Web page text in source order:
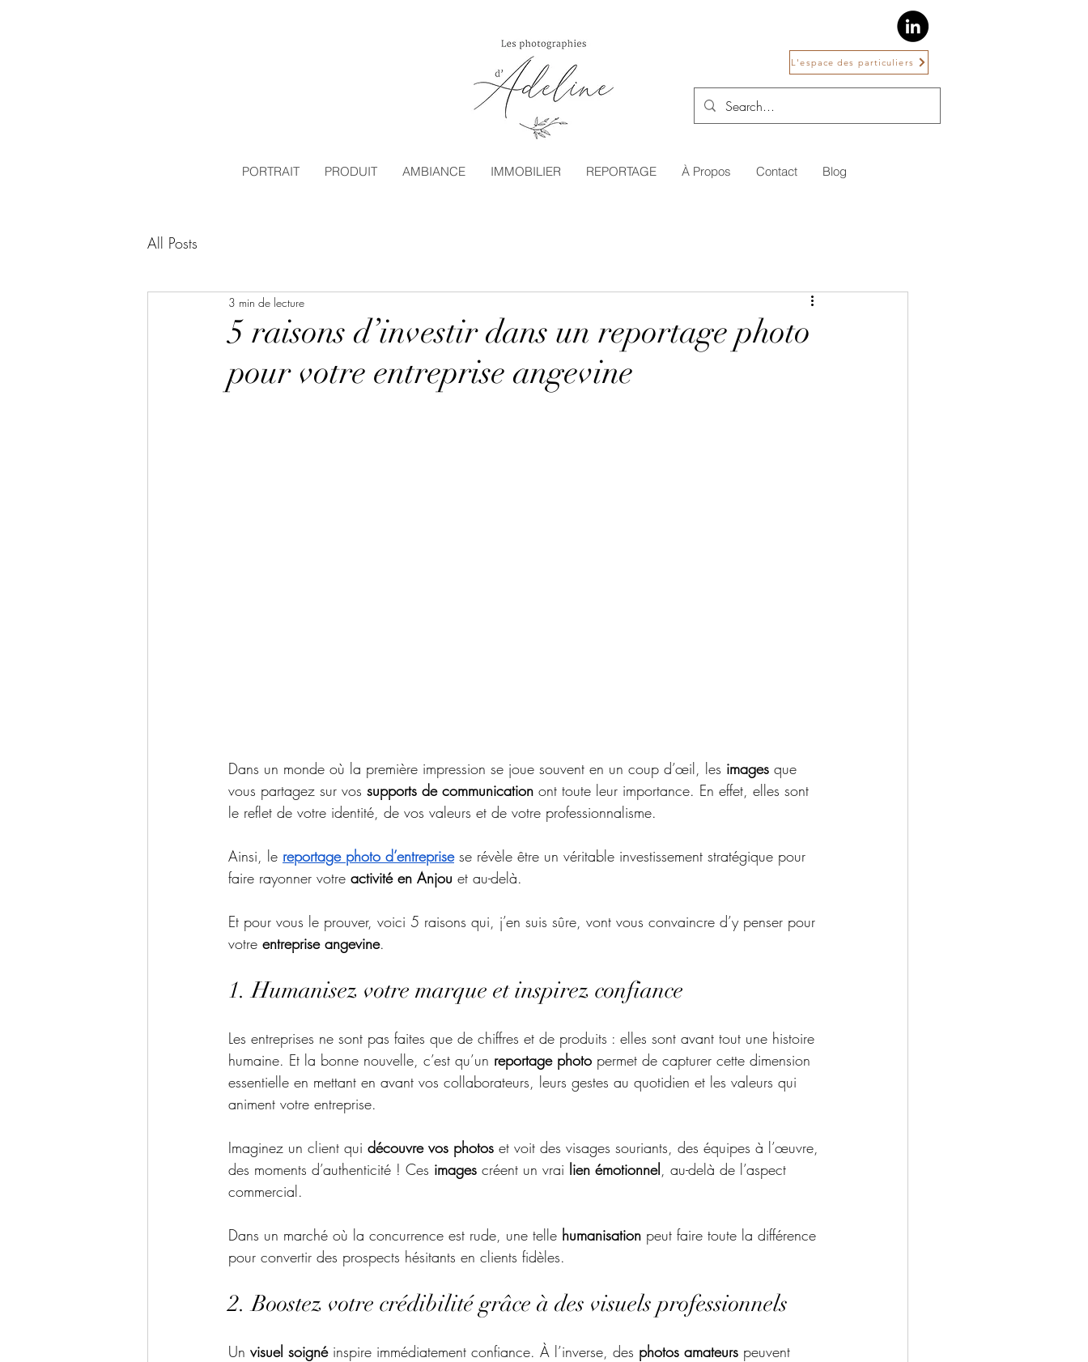
PORTRAIT PRODUIT AMBIANCE IMMOBILIER REPORTAGE À Propos Contact Blog
L'espace des particuliers
All Posts
5 raisons d’investir dans un reportage photo
pour votre entreprise angevine
3 min de lecture
Dans un monde où la première impression se joue souvent en un coup d’œil, les images que
vous partagez sur vos supports de communication ont toute leur importance. En effet, elles sont
le reflet de votre identité, de vos valeurs et de votre professionnalisme.
Ainsi, le reportage photo d’entreprise se révèle être un véritable investissement stratégique pour
faire rayonner votre activité en Anjou et au-delà.
Et pour vous le prouver, voici 5 raisons qui, j’en suis sûre, vont vous convaincre d’y penser pour
votre entreprise angevine.
1. Humanisez votre marque et inspirez confiance
Les entreprises ne sont pas faites que de chiffres et de produits : elles sont avant tout une histoire
humaine. Et la bonne nouvelle, c’est qu’un reportage photo permet de capturer cette dimension
essentielle en mettant en avant vos collaborateurs, leurs gestes au quotidien et les valeurs qui
animent votre entreprise.
Imaginez un client qui découvre vos photos et voit des visages souriants, des équipes à l’œuvre,
des moments d’authenticité ! Ces images créent un vrai lien émotionnel , au-delà de l’aspect
commercial.
Dans un marché où la concurrence est rude, une telle humanisation peut faire toute la différence
pour convertir des prospects hésitants en clients fidèles.
2. Boostez votre crédibilité grâce à des visuels professionnels
Un visuel soigné inspire immédiatement confiance. À l’inverse, des photos amateurs peuvent